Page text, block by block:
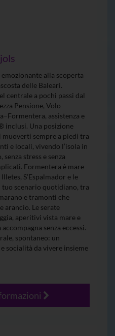
alla scoperta
delle Baleari.
centrale a pochi passi dal
Pensione, Volo
assistenza e
inclusi. Una posizione
sempre a piedi tra
e locali, vivendo l’isola in
stress e senza
Formentera è mare
S’Espalmador e le
scenario quotidiano, tra
e tramonti che
arancio. Le serate
aperitivi vista mare e
senza eccessi.
spontaneo: un
socialità da vivere insieme